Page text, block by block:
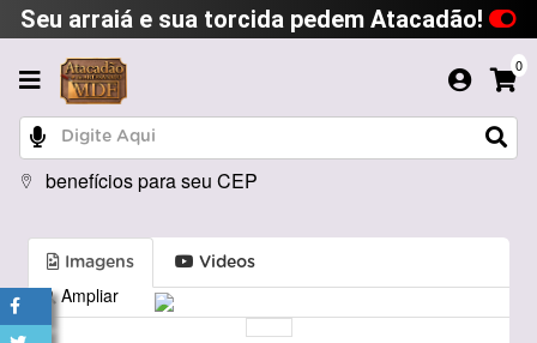
Seu arraiá e sua torcida pedem Atacadão!
0
benefícios para seu CEP
Imagens Videos
Ampliar